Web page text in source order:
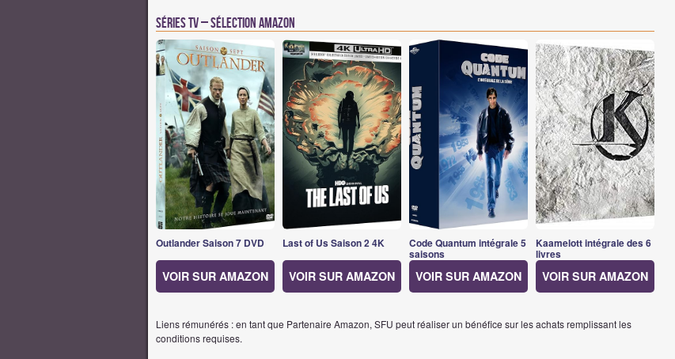
Séries TV – Sélection Amazon
Outlander Saison 7 DVD
VOIR SUR AMAZON
Last of Us Saison 2 4K
VOIR SUR AMAZON
Code Quantum intégrale 5
saisons
VOIR SUR AMAZON
Kaamelott intégrale des 6
livres
VOIR SUR AMAZON
Liens rémunérés : en tant que Partenaire Amazon, SFU peut réaliser un bénéfice sur les achats remplissant les
conditions requises.